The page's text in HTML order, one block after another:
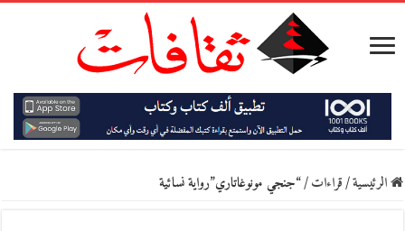
الرئيسية/قراءات/“جنجي مونوغاتاري”رواية نسائية